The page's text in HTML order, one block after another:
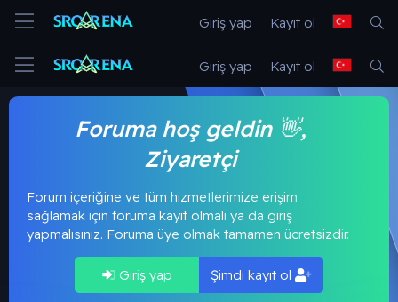
Giriş yap Kayıt ol
Giriş yap Kayıt ol
Foruma hoş geldin 👋,
Ziyaretçi
Forum içeriğine ve tüm hizmetlerimize erişim
sağlamak için foruma kayıt olmalı ya da giriş
yapmalısınız. Foruma üye olmak tamamen ücretsizdir.
Giriş yap Şimdi kayıt ol